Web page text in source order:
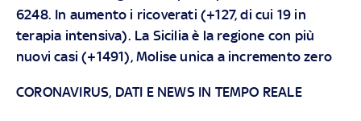
6248. In aumento i ricoverati (+127, di cui 19 in
terapia intensiva). La Sicilia è la regione con più
nuovi casi (+1491), Molise unica a incremento zero
CORONAVIRUS, DATI E NEWS IN TEMPO REALE